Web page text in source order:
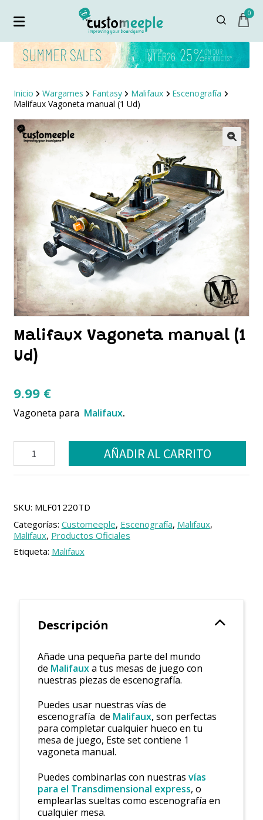
0
Inicio Wargames Fantasy Malifaux
Escenografía
Malifaux Vagoneta manual (1 Ud)
Malifaux Vagoneta manual (1
Ud)
9.99 €
Vagoneta para Malifaux.
Vagoneta
manual
cantidad
AÑADIR AL CARRITO
SKU: MLF01220TD
Categorías: Customeeple, Escenografía, Malifaux,
Malifaux, Productos Oficiales
Etiqueta: Malifaux
Descripción
Añade una pequeña parte del mundo
de Malifauxa tus mesas de juego con
nuestras piezas de escenografía.
Puedes usar nuestras vías de
escenografía de Malifaux,son perfectas
para completar cualquier hueco en tu
mesa de juego, Este set contiene 1
vagoneta manual.
Puedes combinarlas con nuestras vías
para el Transdimensional express, o
emplearlas sueltas como escenografía en
cualquier mesa.